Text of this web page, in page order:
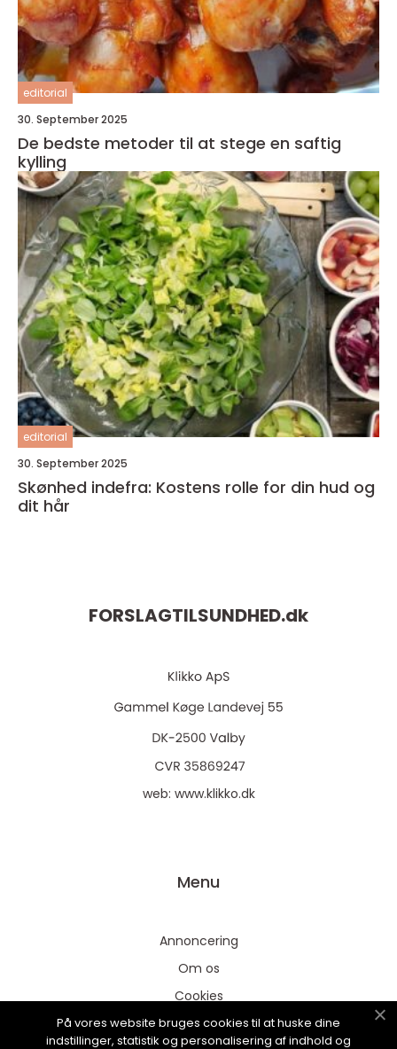
editorial
30. September 2025
De bedste metoder til at stege en saftig
kylling
editorial
30. September 2025
Skønhed indefra: Kostens rolle for din hud og
dit hår
FORSLAGTILSUNDHED.dk
web: www.klikko.dk
Menu
Annoncering
Om os
Cookies
Kontakt os
På vores website bruges cookies til at huske dine
indstillinger, statistik og personalisering af indhold og